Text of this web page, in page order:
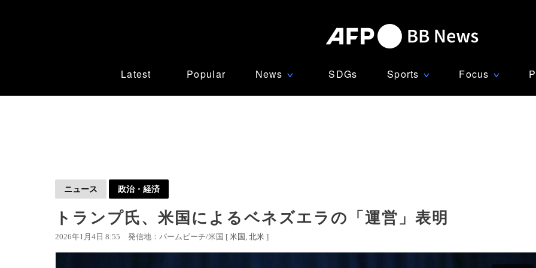
Latest Popular News ∨ SDGs Sports ∨ Focus ∨
ニュース 政治・経済
トランプ氏、米国によるベネズエラの「運営」表明
2026年1月4日 8:55 発信地：パームビーチ/米国 [ 米国 北米 ]